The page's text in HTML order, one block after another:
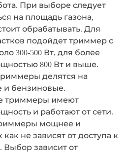
При выборе следует
на площадь газона,
обрабатывать. Для
подойдет триммер с
300-500 Вт, для более
800 Вт и выше.
делятся на
и бензиновые.
триммеры имеют
и работают от сети.
мощнее и
не зависят от доступа к
Выбор зависит от